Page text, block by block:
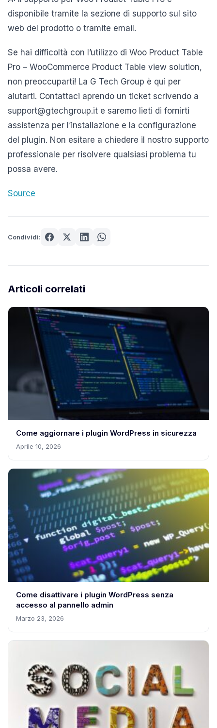
disponibile tramite la sezione di supporto sul sito
web del prodotto o tramite email.
Se hai difficoltà con l’utilizzo di Woo Product Table
Pro – WooCommerce Product Table view solution,
non preoccuparti! La G Tech Group è qui per
aiutarti. Contattaci aprendo un ticket scrivendo a
support@gtechgroup.it e saremo lieti di fornirti
assistenza per l’installazione e la configurazione
del plugin. Non esitare a chiedere il nostro supporto
professionale per risolvere qualsiasi problema tu
possa avere.
Source
Condividi:
Articoli correlati
Come aggiornare i plugin WordPress in sicurezza
Aprile 10, 2026
Come disattivare i plugin WordPress senza
accesso al pannello admin
Marzo 23, 2026